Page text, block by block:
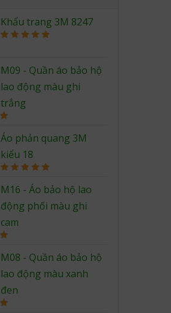
Khẩu trang 3M 8247
M09 - Quần áo bảo hộ
lao động màu ghi
trắng
Áo phản quang 3M
kiểu 18
out of 5
M16 - Áo bảo hộ lao
động phối màu ghi
cam
M08 - Quần áo bảo hộ
lao động màu xanh
đen